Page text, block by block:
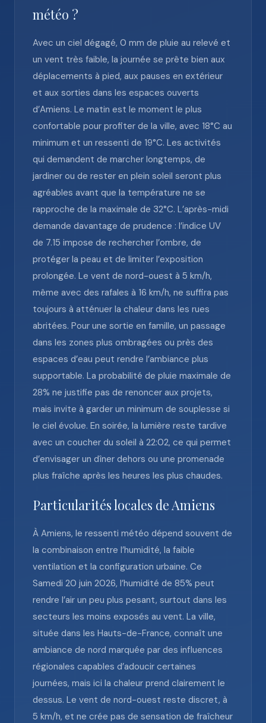
météo ?
Avec un ciel dégagé, 0 mm de pluie au relevé et
un vent très faible, la journée se prête bien aux
déplacements à pied, aux pauses en extérieur
et aux sorties dans les espaces ouverts
d’Amiens. Le matin est le moment le plus
confortable pour profiter de la ville, avec 18°C au
minimum et un ressenti de 19°C. Les activités
qui demandent de marcher longtemps, de
jardiner ou de rester en plein soleil seront plus
agréables avant que la température ne se
rapproche de la maximale de 32°C. L’après-midi
demande davantage de prudence : l’indice UV
de 7.15 impose de rechercher l’ombre, de
protéger la peau et de limiter l’exposition
prolongée. Le vent de nord-ouest à 5 km/h,
même avec des rafales à 16 km/h, ne suffira pas
toujours à atténuer la chaleur dans les rues
abritées. Pour une sortie en famille, un passage
dans les zones plus ombragées ou près des
espaces d’eau peut rendre l’ambiance plus
supportable. La probabilité de pluie maximale de
28% ne justifie pas de renoncer aux projets,
mais invite à garder un minimum de souplesse si
le ciel évolue. En soirée, la lumière reste tardive
avec un coucher du soleil à 22:02, ce qui permet
d’envisager un dîner dehors ou une promenade
plus fraîche après les heures les plus chaudes.
Particularités locales de Amiens
À Amiens, le ressenti météo dépend souvent de
la combinaison entre l’humidité, la faible
ventilation et la configuration urbaine. Ce
Samedi 20 juin 2026, l’humidité de 85% peut
rendre l’air un peu plus pesant, surtout dans les
secteurs les moins exposés au vent. La ville,
située dans les Hauts-de-France, connaît une
ambiance de nord marquée par des influences
régionales capables d’adoucir certaines
journées, mais ici la chaleur prend clairement le
dessus. Le vent de nord-ouest reste discret, à
5 km/h, et ne crée pas de sensation de fraîcheur